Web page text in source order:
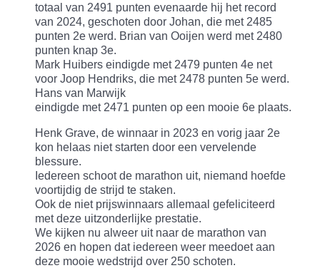
totaal van 2491 punten evenaarde hij het record
van 2024, geschoten door Johan, die met 2485
punten 2e werd. Brian van Ooijen werd met 2480
punten knap 3e.
Mark Huibers eindigde met 2479 punten 4e net
voor Joop Hendriks, die met 2478 punten 5e werd.
Hans van Marwijk
eindigde met 2471 punten op een mooie 6e plaats.
Henk Grave, de winnaar in 2023 en vorig jaar 2e
kon helaas niet starten door een vervelende
blessure.
Iedereen schoot de marathon uit, niemand hoefde
voortijdig de strijd te staken.
Ook de niet prijswinnaars allemaal gefeliciteerd
met deze uitzonderlijke prestatie.
We kijken nu alweer uit naar de marathon van
2026 en hopen dat iedereen weer meedoet aan
deze mooie wedstrijd over 250 schoten.